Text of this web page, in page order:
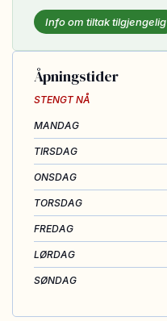
Info om tiltak tilgjengelig
Åpningstider
STENGT NÅ
MANDAG
TIRSDAG
ONSDAG
TORSDAG
FREDAG
LØRDAG
SØNDAG